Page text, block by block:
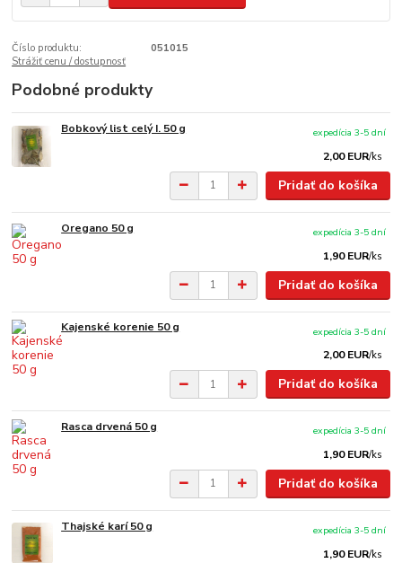
Číslo produktu:
051015
Strážiť cenu / dostupnosť
Podobné produkty
Bobkový list celý I. 50 g
2,00 EUR/ks
expedícia 3-5 dní
Pridať do košíka
Oregano 50 g
1,90 EUR/ks
expedícia 3-5 dní
Pridať do košíka
Kajenské korenie 50 g
2,00 EUR/ks
expedícia 3-5 dní
Pridať do košíka
Rasca drvená 50 g
1,90 EUR/ks
expedícia 3-5 dní
Pridať do košíka
Thajské karí 50 g
1,90 EUR/ks
expedícia 3-5 dní